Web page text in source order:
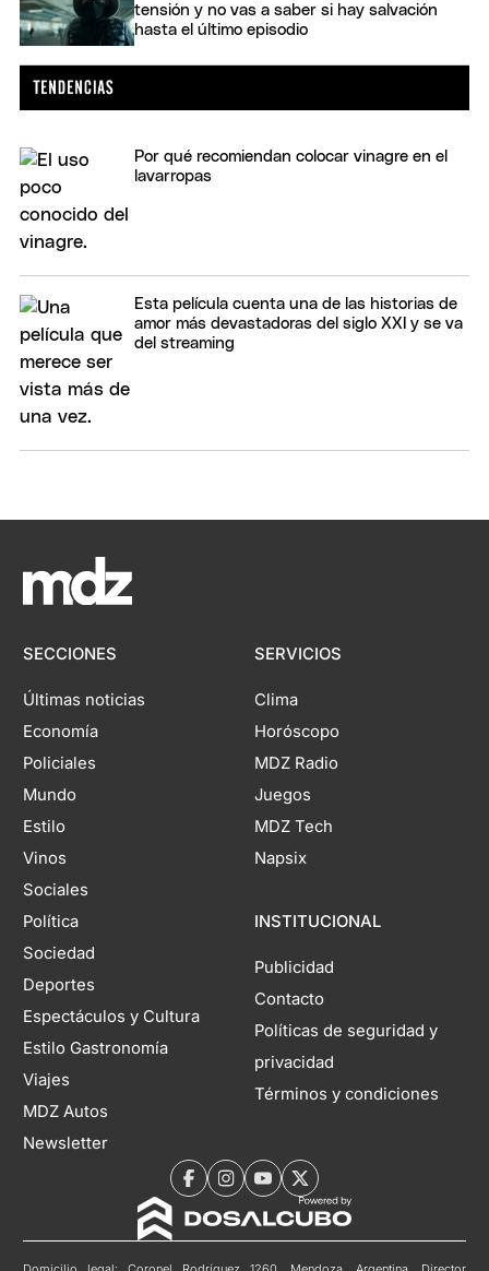
tensión y no vas a saber si hay salvación
hasta el último episodio
Por qué recomiendan colocar vinagre en el
lavarropas
Esta película cuenta una de las historias de
amor más devastadoras del siglo XXI y se va
del streaming
SECCIONES
Últimas noticias
Economía
Policiales
Mundo
Estilo
Vinos
Sociales
Política
Sociedad
Deportes
Espectáculos y Cultura
Estilo Gastronomía
Viajes
MDZ Autos
Newsletter
SERVICIOS
Clima
Horóscopo
MDZ Radio
Juegos
MDZ Tech
Napsix
INSTITUCIONAL
Publicidad
Contacto
Políticas de seguridad y
privacidad
Términos y condiciones